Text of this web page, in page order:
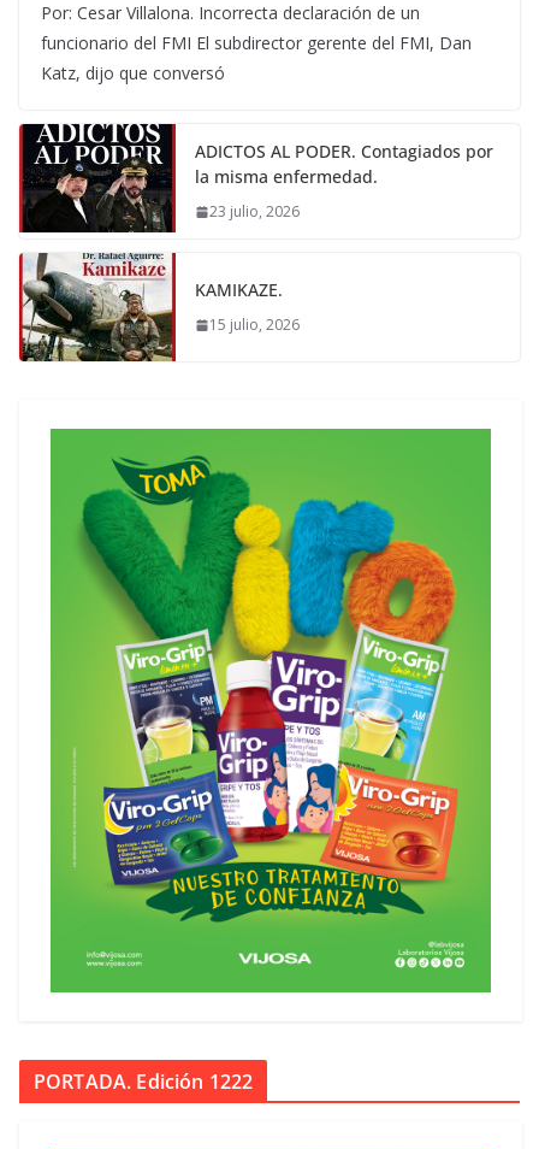
Por: Cesar Villalona. Incorrecta declaración de un
funcionario del FMI El subdirector gerente del FMI, Dan
Katz, dijo que conversó
ADICTOS AL PODER. Contagiados por
la misma enfermedad.
23 julio, 2026
KAMIKAZE.
15 julio, 2026
PORTADA. Edición 1222